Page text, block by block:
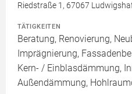
Riedstraße 1, 67067
TÄTIGKEITEN
Beratung, Renovierung,
Imprägnierung,
Kern- / Einblasdämmung,
Außendämmung,